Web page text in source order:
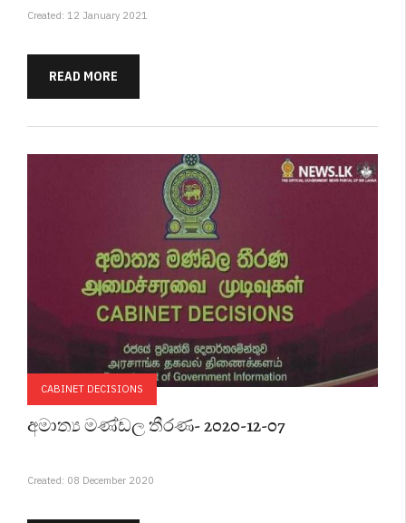
Created: 12 January 2021
READ MORE
CABINET DECISIONS
අමාත්‍ය මණ්ඩල තීරණ- 2020-12-07
Created: 08 December 2020